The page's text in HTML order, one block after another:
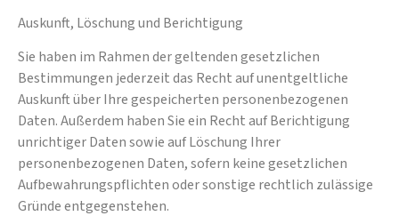
Auskunft, Löschung und Berichtigung
Sie haben im Rahmen der geltenden gesetzlichen
Bestimmungen jederzeit das Recht auf unentgeltliche
Auskunft über Ihre gespeicherten personenbezogenen
Daten. Außerdem haben Sie ein Recht auf Berichtigung
unrichtiger Daten sowie auf Löschung Ihrer
personenbezogenen Daten, sofern keine gesetzlichen
Aufbewahrungspflichten oder sonstige rechtlich zulässige
Gründe entgegenstehen.